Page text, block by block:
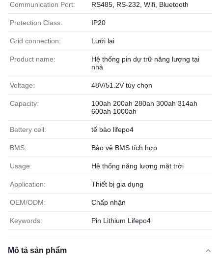
Communication Port: RS485, RS-232, Wifi, Bluetooth
Protection Class: IP20
Grid connection: Lưới lai
Product name:
Hệ thống pin dự trữ năng lượng tại
nhà
Voltage: 48V/51.2V tùy chọn
Capacity:
100ah 200ah 280ah 300ah 314ah
600ah 1000ah
Battery cell: tế bào lifepo4
BMS: Bảo vệ BMS tích hợp
Usage: Hệ thống năng lượng mặt trời
Application: Thiết bị gia dụng
OEM/ODM: Chấp nhận
Keywords: Pin Lithium Lifepo4
Mô tả sản phẩm